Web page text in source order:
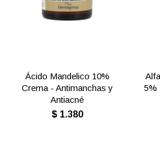
Ácido Mandelico 10%
Crema - Antimanchas y
Antiacné
$ 1.380
5%